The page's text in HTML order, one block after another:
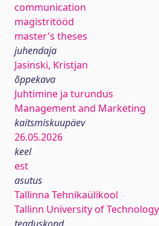
communication
magistritööd
master's theses
juhendaja
Jasinski, Kristjan
õppekava
Juhtimine ja turundus
Management and Marketing
kaitsmiskuupäev
26.05.2026
keel
est
asutus
Tallinna Tehnikaülikool
Tallinn University of Technology